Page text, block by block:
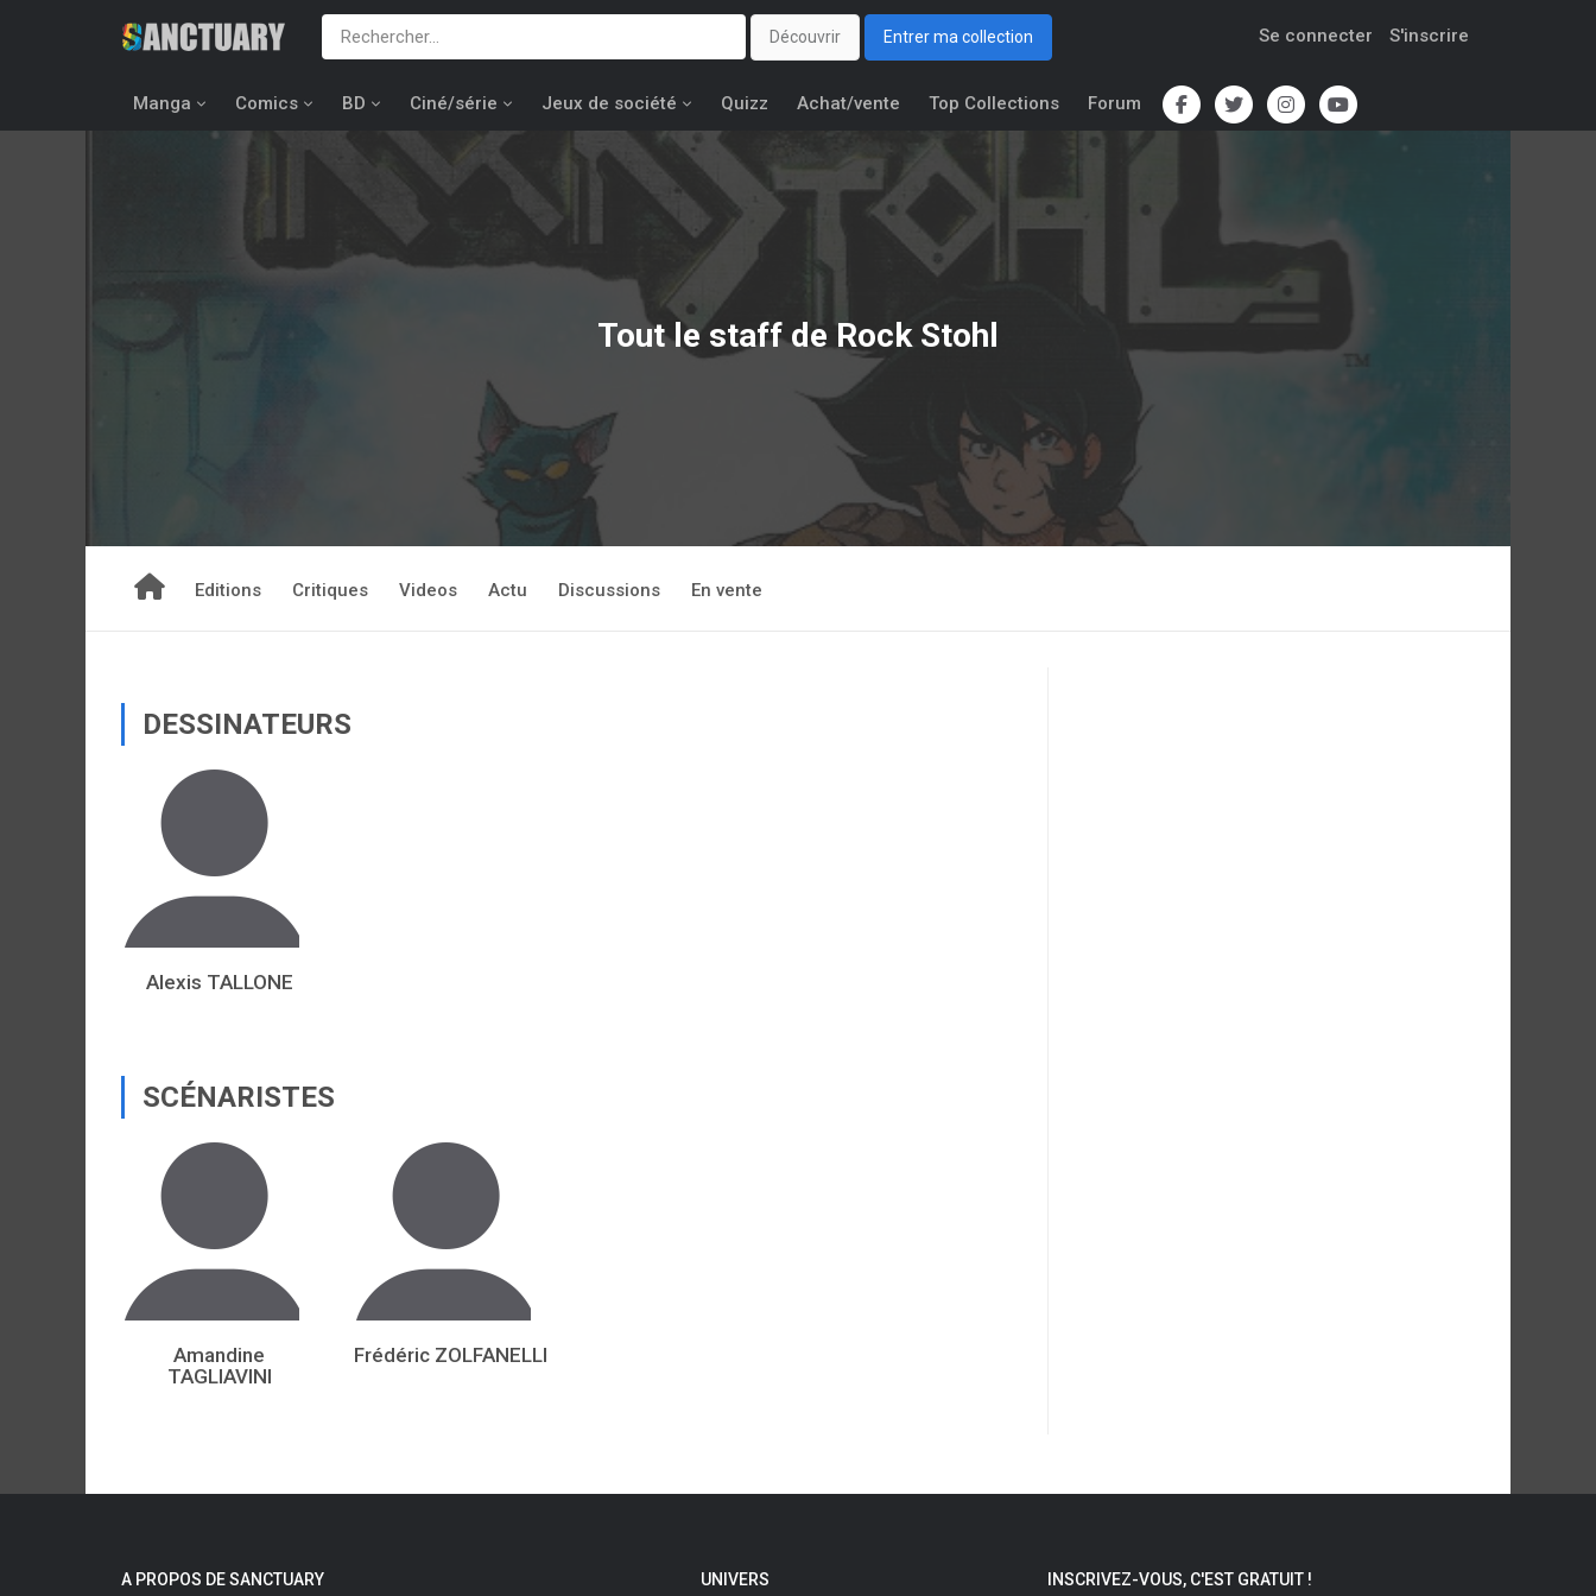
Découvrir Entrer ma collection Se connecter S'inscrire
Manga Comics BD Ciné/série Jeux de société Quizz Achat/vente Top Collections Forum
Tout le staff de Rock Stohl
Editions Critiques Videos Actu Discussions En vente
DESSINATEURS
Alexis TALLONE
SCÉNARISTES
Amandine
TAGLIAVINI
Frédéric ZOLFANELLI
A PROPOS DE SANCTUARY UNIVERS INSCRIVEZ-VOUS, C'EST GRATUIT !